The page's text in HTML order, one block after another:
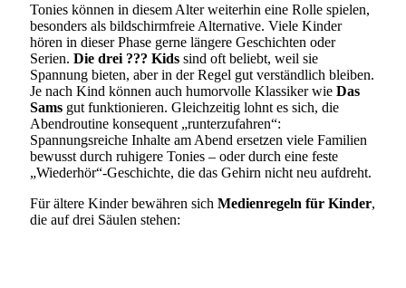
Tonies können in diesem Alter weiterhin eine Rolle spielen,
besonders als bildschirmfreie Alternative. Viele Kinder
hören in dieser Phase gerne längere Geschichten oder
Serien. Die drei ??? Kids sind oft beliebt, weil sie
Spannung bieten, aber in der Regel gut verständlich bleiben.
Je nach Kind können auch humorvolle Klassiker wie Das
Sams gut funktionieren. Gleichzeitig lohnt es sich, die
Abendroutine konsequent „runterzufahren“:
Spannungsreiche Inhalte am Abend ersetzen viele Familien
bewusst durch ruhigere Tonies – oder durch eine feste
„Wiederhör“-Geschichte, die das Gehirn nicht neu aufdreht.
Für ältere Kinder bewähren sich Medienregeln für Kinder,
die auf drei Säulen stehen: